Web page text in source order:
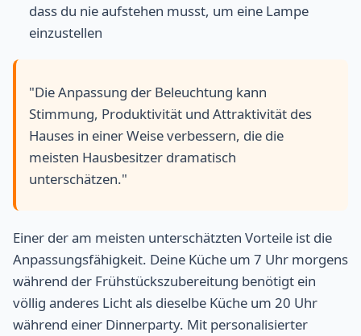
dass du nie aufstehen musst, um eine Lampe
einzustellen
"Die Anpassung der Beleuchtung kann
Stimmung, Produktivität und Attraktivität des
Hauses in einer Weise verbessern, die die
meisten Hausbesitzer dramatisch
unterschätzen."
Einer der am meisten unterschätzten Vorteile ist die
Anpassungsfähigkeit. Deine Küche um 7 Uhr morgens
während der Frühstückszubereitung benötigt ein
völlig anderes Licht als dieselbe Küche um 20 Uhr
während einer Dinnerparty. Mit personalisierter